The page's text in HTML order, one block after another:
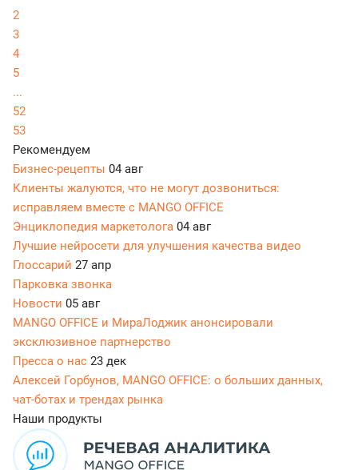
2
3
4
5
...
52
53
Рекомендуем
Бизнес-рецепты 04 авг
Клиенты жалуются, что не могут дозвониться:
исправляем вместе с MANGO OFFICE
Энциклопедия маркетолога 04 авг
Лучшие нейросети для улучшения качества видео
Глоссарий 27 апр
Парковка звонка
Новости 05 авг
MANGO OFFICE и МираЛоджик анонсировали
эксклюзивное партнерство
Пресса о нас 23 дек
Алексей Горбунов, MANGO OFFICE: о больших данных,
чат-ботах и трендах рынка
Наши продукты